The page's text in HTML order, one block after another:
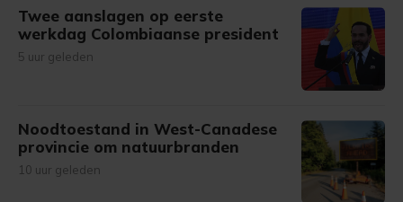
Twee aanslagen op eerste
werkdag Colombiaanse president
5 uur geleden
Noodtoestand in West-Canadese
provincie om natuurbranden
10 uur geleden